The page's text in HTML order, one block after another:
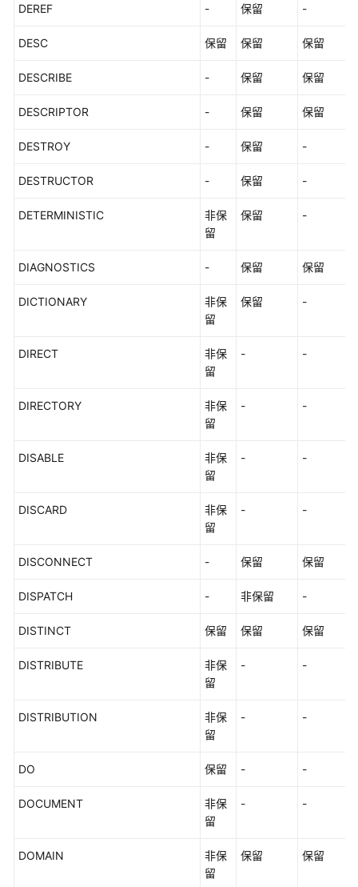
DEREF - 保留 -
DESC 保留 保留 保留
DESCRIBE - 保留 保留
DESCRIPTOR - 保留 保留
DESTROY - 保留 -
DESTRUCTOR - 保留 -
DETERMINISTIC
非保
留
保留 -
DIAGNOSTICS - 保留 保留
DICTIONARY
非保
留
保留 -
DIRECT
非保
留
- -
DIRECTORY
非保
留
- -
DISABLE
非保
留
- -
DISCARD
非保
留
- -
DISCONNECT - 保留 保留
DISPATCH - 非保留 -
DISTINCT 保留 保留 保留
DISTRIBUTE
非保
留
- -
DISTRIBUTION
非保
留
- -
DO 保留 - -
DOCUMENT
非保
留
- -
DOMAIN
非保
留
保留 保留